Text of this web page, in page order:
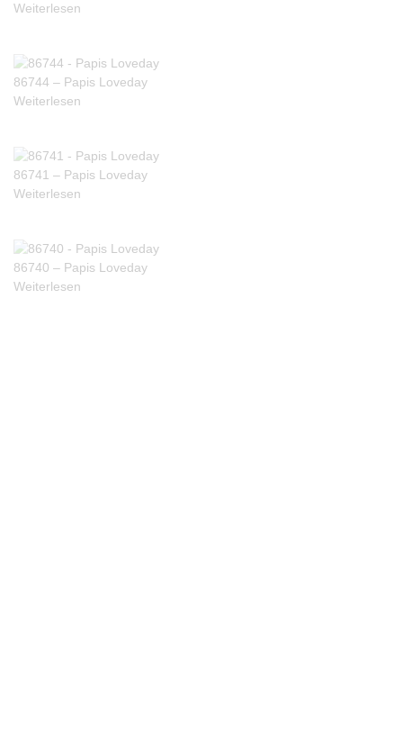
Weiterlesen
86744 – Papis Loveday
Weiterlesen
86741 – Papis Loveday
Weiterlesen
86740 – Papis Loveday
Weiterlesen